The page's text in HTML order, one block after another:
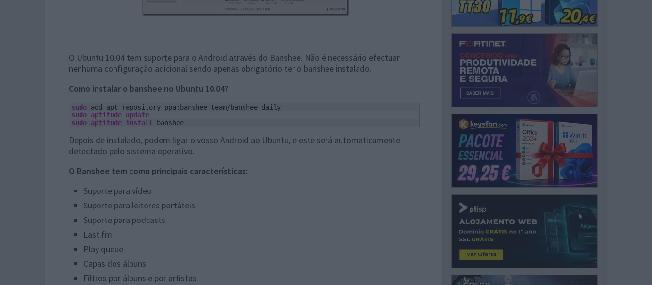
O Ubuntu 10.04 tem suporte para o Android através do Banshee. Não é necessário efectuar
nenhuma configuração adicional sendo apenas obrigatório ter o banshee instalado.
Como instalar o banshee no Ubuntu 10.04?
sudo add-apt-repository ppa:banshee-team/
sudo aptitude update
sudo aptitude install banshee
Depois de instalado, podem ligar o vosso Android ao Ubuntu, e este será automaticamente
detectado pelo sistema operativo.
O Banshee tem como principais características:
Suporte para vídeo
Suporte para leitores portáteis
Suporte para podcasts
Last.fm
Play queue
Capas dos álbuns
Filtros por álbuns e por artistas